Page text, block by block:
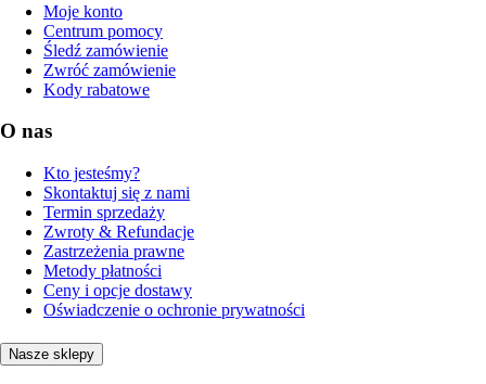
Moje konto
Centrum pomocy
Śledź zamówienie
Zwróć zamówienie
Kody rabatowe
O nas
Kto jesteśmy?
Skontaktuj się z nami
Termin sprzedaży
Zwroty & Refundacje
Zastrzeżenia prawne
Metody płatności
Ceny i opcje dostawy
Oświadczenie o ochronie prywatności
Nasze sklepy